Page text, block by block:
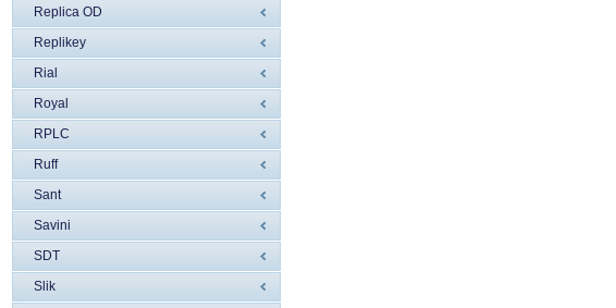
Replica OD
Replikey
Rial
Royal
RPLC
Ruff
Sant
Savini
SDT
Slik